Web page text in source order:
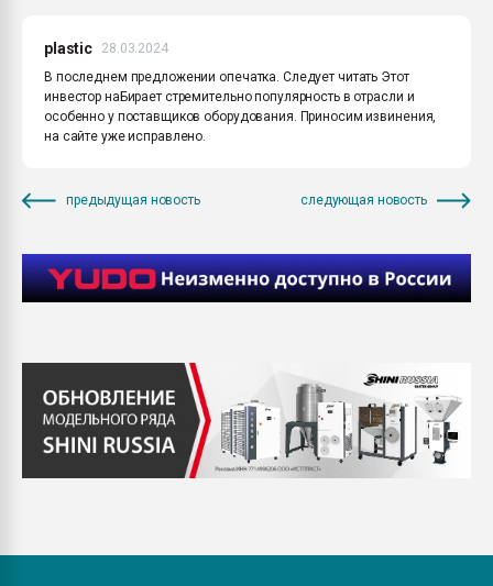
plastic
28.03.2024
В последнем предложении опечатка. Следует читать Этот
инвестор наБирает стремительно популярность в отрасли и
особенно у поставщиков оборудования. Приносим извинения,
на сайте уже исправлено.
предыдущая новость следующая новость